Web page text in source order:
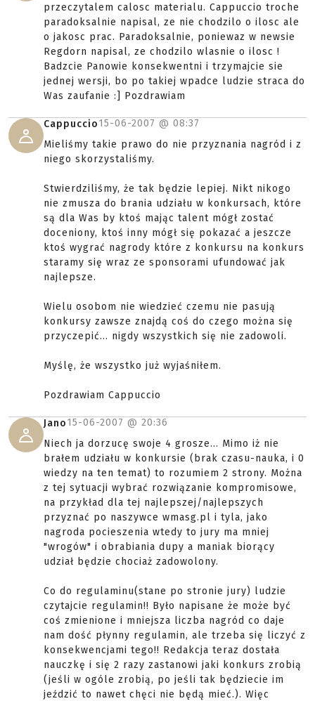
przeczytalem calosc materialu. Cappuccio troche
paradoksalnie napisal, ze nie chodzilo o ilosc ale
o jakosc prac. Paradoksalnie, poniewaz w newsie
Regdorn napisal, ze chodzilo wlasnie o ilosc !
Badzcie Panowie konsekwentni i trzymajcie sie
jednej wersji, bo po takiej wpadce ludzie straca do
Was zaufanie :] Pozdrawiam
Cappuccio15-06-2007 @ 08:37
Mieliśmy takie prawo do nie przyznania nagród i z
niego skorzystaliśmy.
Stwierdziliśmy, że tak będzie lepiej. Nikt nikogo
nie zmusza do brania udziału w konkursach, które
są dla Was by ktoś mając talent mógł zostać
doceniony, ktoś inny mógł się pokazać a jeszcze
ktoś wygrać nagrody które z konkursu na konkurs
staramy się wraz ze sponsorami ufundować jak
najlepsze.
Wielu osobom nie wiedzieć czemu nie pasują
konkursy zawsze znajdą coś do czego można się
przyczepić... nigdy wszystkich się nie zadowoli.
Myślę, że wszystko już wyjaśniłem.
Pozdrawiam Cappuccio
Jano15-06-2007 @ 20:36
Niech ja dorzucę swoje 4 grosze... Mimo iż nie
brałem udziału w konkursie (brak czasu-nauka, i 0
wiedzy na ten temat) to rozumiem 2 strony. Można
z tej sytuacji wybrać rozwiązanie kompromisowe,
na przykład dla tej najlepszej/najlepszych
przyznać po naszywce wmasg.pl i tyla, jako
nagroda pocieszenia wtedy to jury ma mniej
"wrogów" i obrabiania dupy a maniak biorący
udział będzie chociaż zadowolony.
Co do regulaminu(stane po stronie jury) ludzie
czytajcie regulamin!! Było napisane że może być
coś zmienione i mniejsza liczba nagród co daje
nam dość płynny regulamin, ale trzeba się liczyć z
konsekwencjami tego!! Redakcja teraz dostała
nauczkę i się 2 razy zastanowi jaki konkurs zrobią
(jeśli w ogóle zrobią, po jeśli tak będziecie im
jeździć to nawet chęci nie będą mieć.). Więc